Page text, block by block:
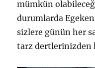
mümkün
durumlarda
sizlere günün her
tarz dertlerinizden